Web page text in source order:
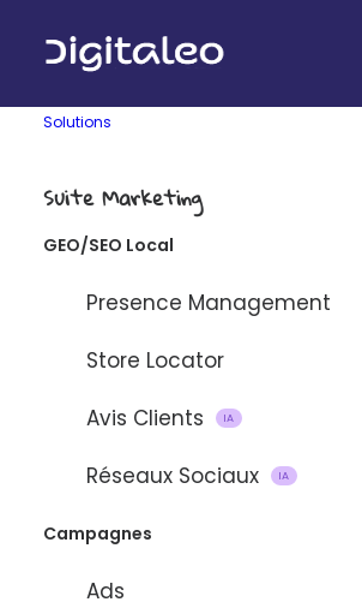
Solutions
Suite Marketing
GEO/SEO Local
Presence Management
Store Locator
Avis Clients
IA
Réseaux Sociaux IA
Campagnes
Ads
Cas clients